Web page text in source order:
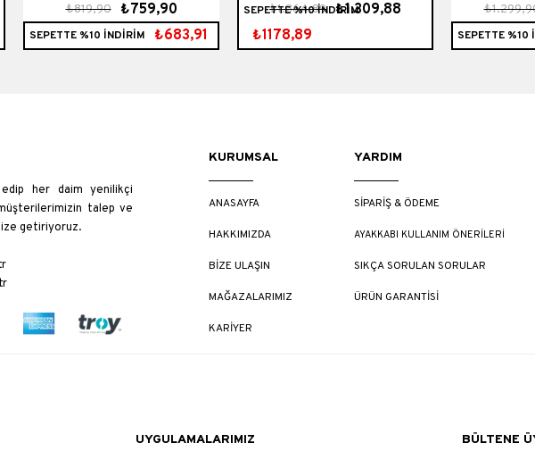
Triko
₺759,90
₺819,90
SEPETTE %10 İNDİRİM ₺683,91
₺1.309,88
₺1.364,89
SEPETTE %10 İNDİRİM
₺1178,89
Çizme
SEPETTE %10
her daim yenilikçi
talep ve
getiriyoruz.
KURUMSAL
ANASAYFA
HAKKIMIZDA
BİZE ULAŞIN
MAĞAZALARIMIZ
KARİYER
YARDIM
SİPARİŞ & ÖDEME
AYAKKABI KULLANIM ÖNERİLERİ
SIKÇA SORULAN SORULAR
ÜRÜN GARANTİSİ
UYGULAMALARIMIZ BÜLTENE